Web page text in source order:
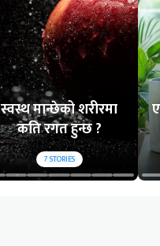
स्वस्थ मान्छेको शरीरमा
कति रगत हुन्छ ?
7STORIES